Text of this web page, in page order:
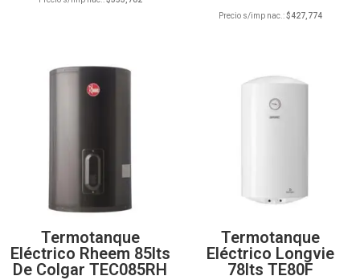
Precio s/imp nac.:$427,774
Termotanque
Eléctrico Rheem 85lts
De Colgar TEC085RH
Termotanque
Eléctrico Longvie
78lts TE80F